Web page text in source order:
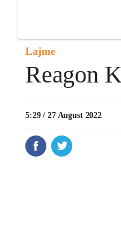
Lajme
Reagon
5:29 / 27 August 2022